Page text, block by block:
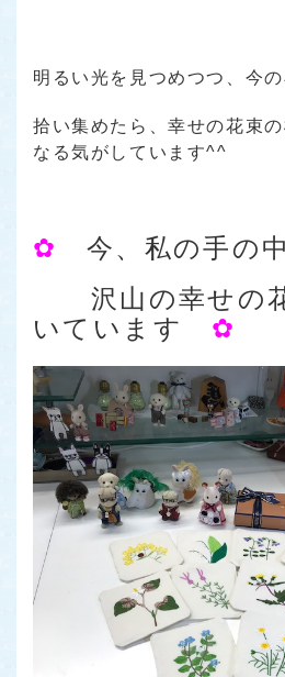
明るい光を見つめつつ、今
拾い集めたら、幸せの花束
なる気がしています^^
✿ 今、私の手の
沢山の幸せの
いています ✿